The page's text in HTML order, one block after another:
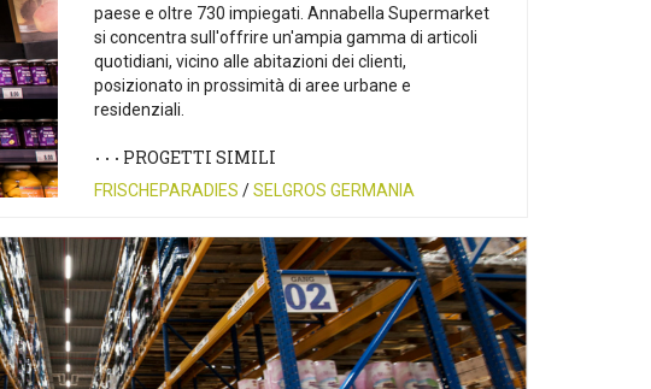
paese e oltre 730 impiegati. Annabella Supermarket
si concentra sull'offrire un'ampia gamma di articoli
quotidiani, vicino alle abitazioni dei clienti,
posizionato in prossimità di aree urbane e
residenziali.
PROGETTI SIMILI
FRISCHEPARADIES SELGROS GERMANIA